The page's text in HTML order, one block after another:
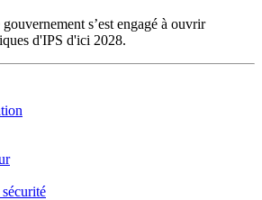
s’est engagé à ouvrir
d'IPS d'ici 2028.